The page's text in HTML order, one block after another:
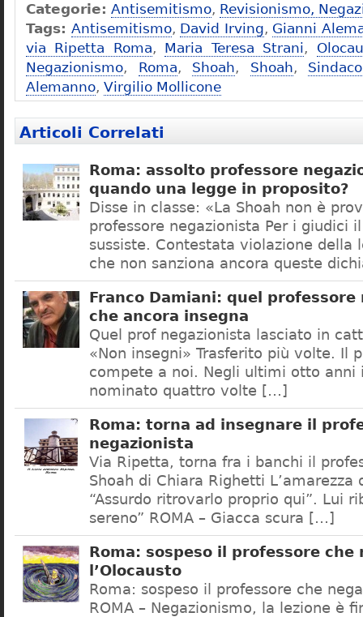
Categorie: Antisemitismo, Revisionismo,
Tags: Antisemitismo, David Irving, Gianni
via Ripetta Roma, Maria Teresa Strani,
Negazionismo, Roma, Shoah, Shoah,
Alemanno, Virgilio Mollicone
Articoli Correlati
Roma: assolto professore
quando una legge in proposito?
Disse in classe: «La Shoah non è
professore negazionista Per i giudici
sussiste. Contestata violazione della
che non sanziona ancora queste
Franco Damiani: quel professore
che ancora insegna
Quel prof negazionista lasciato in
«Non insegni» Trasferito più volte. Il
compete a noi. Negli ultimi otto anni
nominato quattro volte […]
Roma: torna ad insegnare il
negazionista
Via Ripetta, torna fra i banchi il
Shoah di Chiara Righetti L’amarezza
“Assurdo ritrovarlo proprio qui”. Lui
sereno” ROMA – Giacca scura […]
Roma: sospeso il professore che
l’Olocausto
Roma: sospeso il professore che
ROMA – Negazionismo, la lezione è